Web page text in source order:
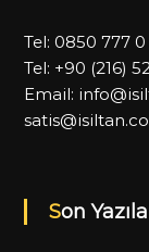
Tel: 0850 777
Tel: +90 (216)
Email:
Son